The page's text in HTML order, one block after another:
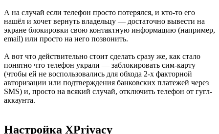
А на случай если телефон просто потерялся, и кто-то его
нашёл и хочет вернуть владельцу — достаточно вывести на
экране блокировки свою контактную информацию (например,
email) или просто на него позвонить.
А вот что действительно стоит сделать сразу же, как стало
понятно что телефон украли — заблокировать сим-карту
(чтобы ей не воспользовались для обхода 2-х факторной
авторизации или подтверждения банковских платежей через
SMS) и, просто на всякий случай, отключить телефон от гугл-
аккаунта.
Настройка XPrivacy